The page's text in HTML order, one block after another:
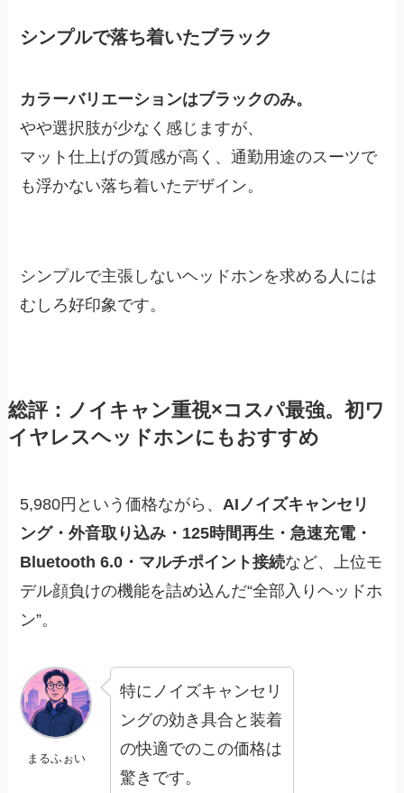
シンプルで落ち着いたブラック
カラーバリエーションはブラックのみ。
やや選択肢が少なく感じますが、
マット仕上げの質感が高く、通勤用途のスーツで
も浮かない落ち着いたデザイン。
シンプルで主張しないヘッドホンを求める人には
むしろ好印象です。
総評：ノイキャン重視×コスパ最強。初ワ
イヤレスヘッドホンにもおすすめ
5,980円という価格ながら、 AIノイズキャンセリ
ング・外音取り込み・125時間再生・急速充電・
Bluetooth 6.0・マルチポイント接続など、上位モ
デル顔負けの機能を詰め込んだ“全部入りヘッドホ
ン”。
まるふぉい
特にノイズキャンセリ
ングの効き具合と装着
の快適でのこの価格は
驚きです。